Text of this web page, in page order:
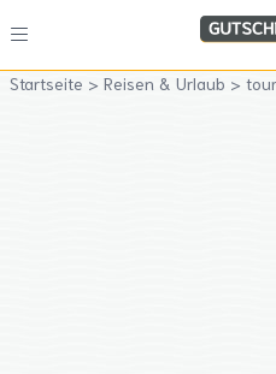
Startseite > Reisen & Urlaub >